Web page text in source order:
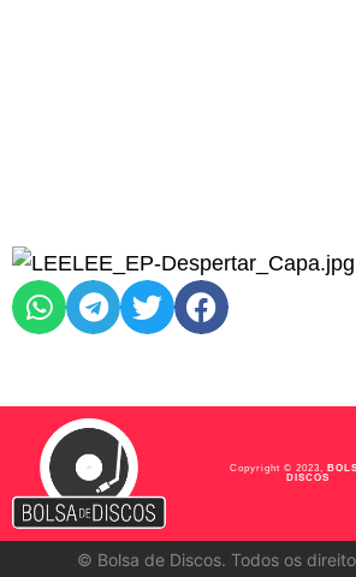
Copyright © 2023,
DISCOS
© Bolsa de Discos. Todos os